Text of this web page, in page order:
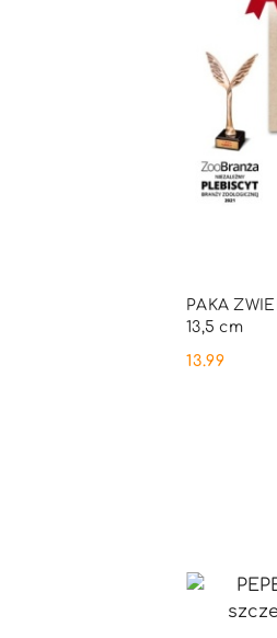
PAKA
13,5 cm
Cena:
13.99